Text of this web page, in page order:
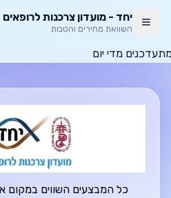
יחד - מועדון צרכנות
השוואת מחירים והטבות
מתעדכנים מדי יום
כל המבצעים השווים במקום